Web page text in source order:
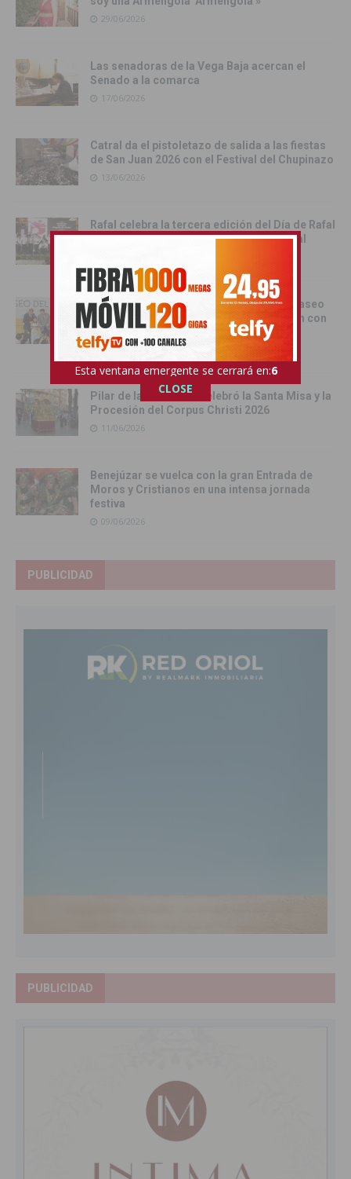
29/06/2026
Las senadoras de la Vega Baja acercan el
Senado a la comarca
17/06/2026
Catral da el pistoletazo de salida a las fiestas
de San Juan 2026 con el Festival del Chupinazo
13/06/2026
Rafal celebra la tercera edición del Día de Rafal
con historia, cultura y convivencia vecinal
Torrevieja inaugura el Centro de Ocio ‘Paseo
del Mar’ y recupera su histórica conexión con
el Mediterráneo
12/06/2026
Pilar de la Horadada celebró la Santa Misa y la
Procesión del Corpus Christi 2026
11/06/2026
Benejúzar se vuelca con la gran Entrada de
Moros y Cristianos en una intensa jornada
festiva
09/06/2026
PUBLICIDAD
PUBLICIDAD
Esta ventana emergente se cerrará en:5
CLOSE